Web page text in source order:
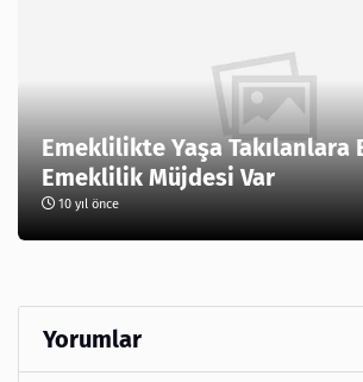
Emeklilikte Yaşa Takılanlara
Emeklilik Müjdesi Var
10 yıl önce
Yorumlar